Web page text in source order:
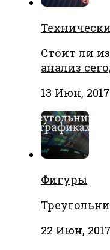
Стоит ли
анализ
13 Июн, 2017
Фигуры
22 Июн, 2017